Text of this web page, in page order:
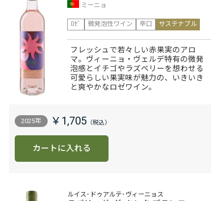
ミーニョ
ﾛｾﾞ
微発泡性ワイン 辛口 サステナブル
フレッシュで若々しい赤果実のアロ
マ。ヴィーニョ・ヴェルデ特有の微発
泡感とイチゴやラズベリーを想わせる
可愛らしい果実味が魅力の、いきいき
と爽やかなロゼワイン。
2025年 ￥1,705
カートに入れる
ルイス･ドゥアルテ･ヴィーニョス